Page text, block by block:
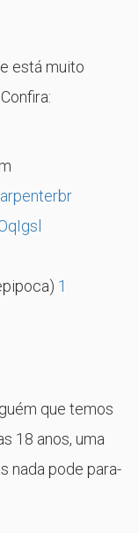
está muito
1
que temos
18 anos, uma
nada pode para-